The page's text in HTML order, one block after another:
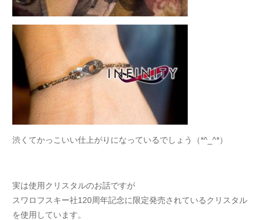
渋くてかっこいい仕上がりになっているでしょう（*^_^*）
実は使用クリスタルのお話ですが
スワロフスキー社120周年記念に限定発売されているクリスタル
を使用しています。